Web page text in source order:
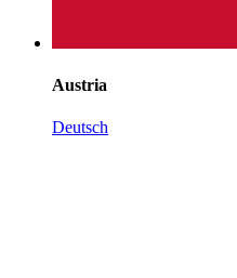
Austria
Deutsch